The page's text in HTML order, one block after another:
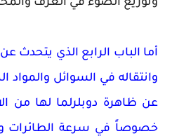
وتوزيع الضوء في الغرف
أما الباب الرابع الذي
وانتقاله في السوائل والمواد
عن ظاهرة دوبلرلما لها من
خصوصاً في سرعة الطائرات